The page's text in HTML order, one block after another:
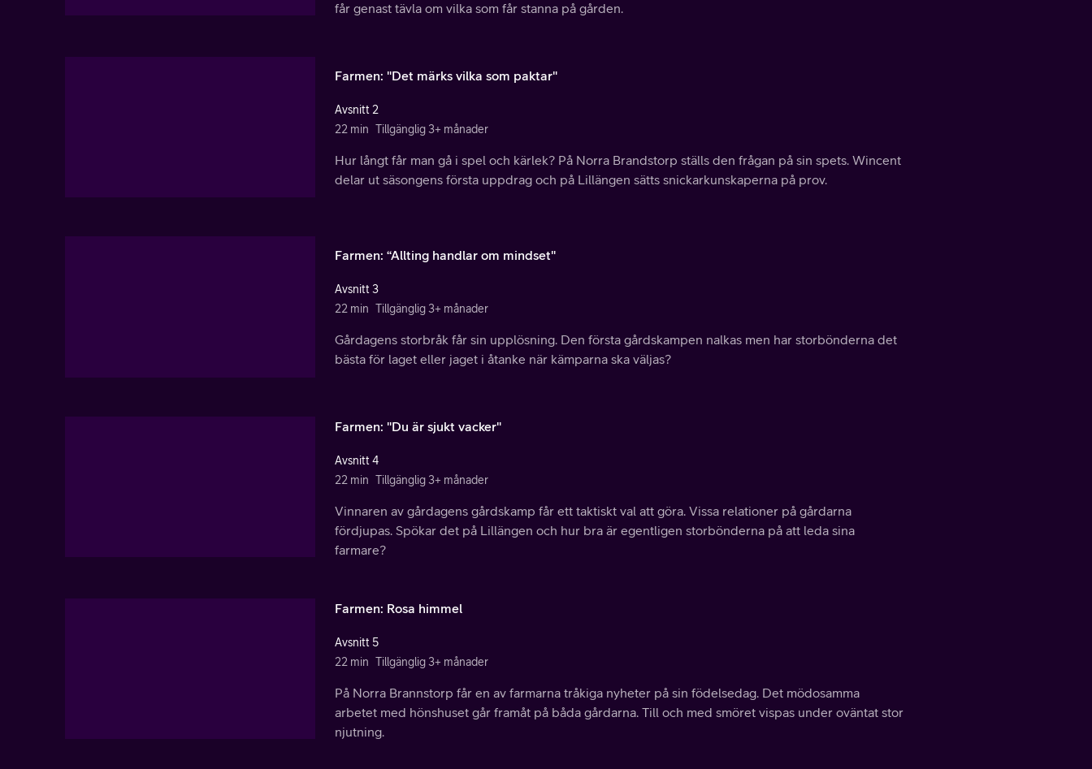
får genast tävla om vilka som får stanna på gården.
Farmen: "Det märks vilka som paktar"
Avsnitt 2
22 min Tillgänglig 3+ månader
Hur långt får man gå i spel och kärlek? På Norra Brandstorp ställs den frågan på sin spets. Wincent
delar ut säsongens första uppdrag och på Lillängen sätts snickarkunskaperna på prov.
Farmen: “Allting handlar om mindset"
Avsnitt 3
22 min Tillgänglig 3+ månader
Gårdagens storbråk får sin upplösning. Den första gårdskampen nalkas men har storbönderna det
bästa för laget eller jaget i åtanke när kämparna ska väljas?
Farmen: "Du är sjukt vacker"
Avsnitt 4
22 min Tillgänglig 3+ månader
Vinnaren av gårdagens gårdskamp får ett taktiskt val att göra. Vissa relationer på gårdarna
fördjupas. Spökar det på Lillängen och hur bra är egentligen storbönderna på att leda sina
farmare?
Farmen: Rosa himmel
Avsnitt 5
22 min Tillgänglig 3+ månader
På Norra Brannstorp får en av farmarna tråkiga nyheter på sin födelsedag. Det mödosamma
arbetet med hönshuset går framåt på båda gårdarna. Till och med smöret vispas under oväntat stor
njutning.